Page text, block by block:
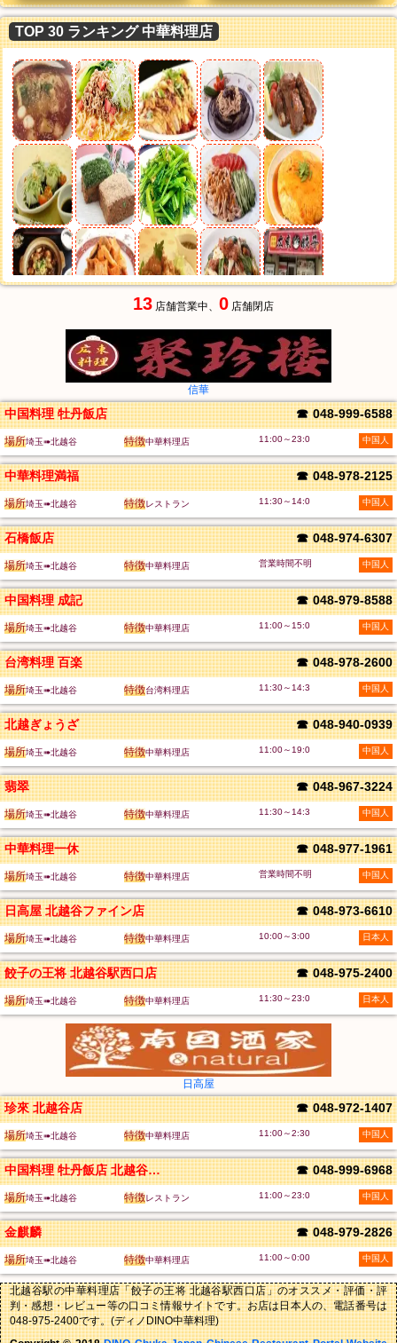
TOP 30 ランキング 中華料理店
13店舗営業中、 0店舗閉店
信華
中国料理 牡丹飯店 ☎ 048-999-6588
場所埼玉➠北越谷 特徴中華料理店 11:00～23:0 中国人
中華料理満福 ☎ 048-978-2125
場所埼玉➠北越谷 特徴レストラン 11:30～14:0 中国人
石橋飯店 ☎ 048-974-6307
場所埼玉➠北越谷 特徴中華料理店 営業時間不明 中国人
中国料理 成記 ☎ 048-979-8588
場所埼玉➠北越谷 特徴中華料理店 11:00～15:0 中国人
台湾料理 百楽 ☎ 048-978-2600
場所埼玉➠北越谷 特徴台湾料理店 11:30～14:3 中国人
北越ぎょうざ ☎ 048-940-0939
場所埼玉➠北越谷 特徴中華料理店 11:00～19:0 中国人
翡翠 ☎ 048-967-3224
場所埼玉➠北越谷 特徴中華料理店 11:30～14:3 中国人
中華料理一休 ☎ 048-977-1961
場所埼玉➠北越谷 特徴中華料理店 営業時間不明 中国人
日高屋 北越谷ファイン店 ☎ 048-973-6610
場所埼玉➠北越谷 特徴中華料理店 10:00～3:00 日本人
餃子の王将 北越谷駅西口店 ☎ 048-975-2400
場所埼玉➠北越谷 特徴中華料理店 11:30～23:0 日本人
日高屋
珍來 北越谷店 ☎ 048-972-1407
場所埼玉➠北越谷 特徴中華料理店 11:00～2:30 中国人
中国料理 牡丹飯店 北越谷駅店 ☎ 048-999-6968
場所埼玉➠北越谷 特徴レストラン 11:00～23:0 中国人
金麒麟 ☎ 048-979-2826
場所埼玉➠北越谷 特徴中華料理店 11:00～0:00 中国人
北越谷駅の中華料理店「餃子の王将 北越谷駅西口店」のオススメ・評価・評
判・感想・レビュー等の口コミ情報サイトです。お店は日本人の、電話番号は
048-975-2400です。(ディノDINO中華料理)